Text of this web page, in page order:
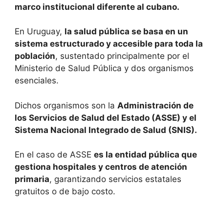
marco institucional diferente al cubano.
En Uruguay, la salud pública se basa en un
sistema estructurado y accesible para toda la
población, sustentado principalmente por el
Ministerio de Salud Pública y dos organismos
esenciales.
Dichos organismos son la Administración de
los Servicios de Salud del Estado (ASSE) y el
Sistema Nacional Integrado de Salud (SNIS).
En el caso de ASSE es la entidad pública que
gestiona hospitales y centros de atención
primaria, garantizando servicios estatales
gratuitos o de bajo costo.